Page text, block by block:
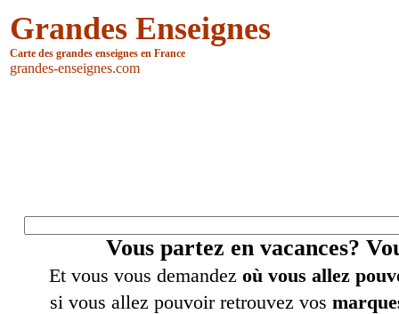
Grandes Enseignes
Carte des grandes enseignes en France
grandes-enseignes.com
Vous partez en vacances?
Et vous vous demandez où vous allez
si vous allez pouvoir retrouvez vos